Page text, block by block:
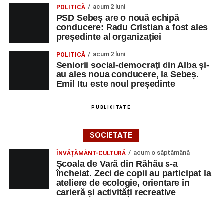
omul sfințește locul.”(Prof. Ciobanu Crenguța Vasilica)
„O mare familie, o comunitate pentru trup, minte și suflet,
un mod de a lua o gură de aer într-un bombardament
informatic, mediatic și psihologic.”
„Voi merge acasă cu gândul că educația și nu numai are
sunt vitale.”(Prof. Ciura Marinela)
Privind spre ediția următoare
În încheierea evenimentului, organizatorii au anunțat tema
ediției din 2027, dedicată relației dintre caracter, valori și
POLITICĂ acum 2 luni
PSD Sebeș are o nouă echipă
conducere: Radu Cristian a fost ales
președinte al organizației
POLITICĂ acum 2 luni
Seniorii social-democrați din Alba și-
au ales noua conducere, la Sebeș.
Emil Itu este noul președinte
PUBLICITATE
SOCIETATE
ÎNVĂȚĂMÂNT-CULTURĂ acum o săptămână
Școala de Vară din Răhău s-a
încheiat. Zeci de copii au participat la
ateliere de ecologie, orientare în
carieră și activități recreative